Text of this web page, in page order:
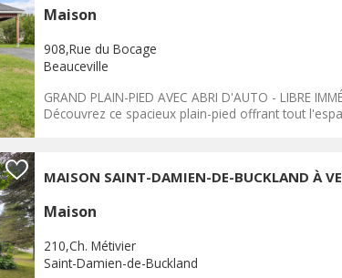
Maison
908,Rue du Bocage
Beauceville
GRAND PLAIN-PIED AVEC ABRI D'AUTO - LIBRE
Découvrez ce spacieux plain-pied offrant tout
MAISON SAINT-DAMIEN-DE-BUCKLAND À
Maison
210,Ch. Métivier
Saint-Damien-de-Buckland